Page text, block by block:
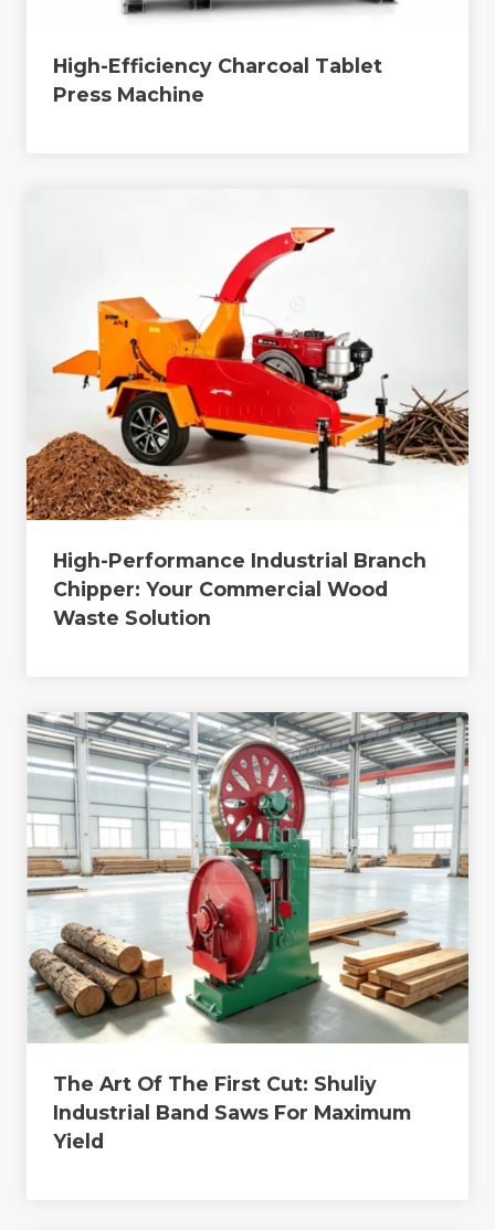
High-Efficiency Charcoal Tablet
Press Machine
High-Performance Industrial Branch
Chipper: Your Commercial Wood
Waste Solution
The Art Of The First Cut: Shuliy
Industrial Band Saws For Maximum
Yield